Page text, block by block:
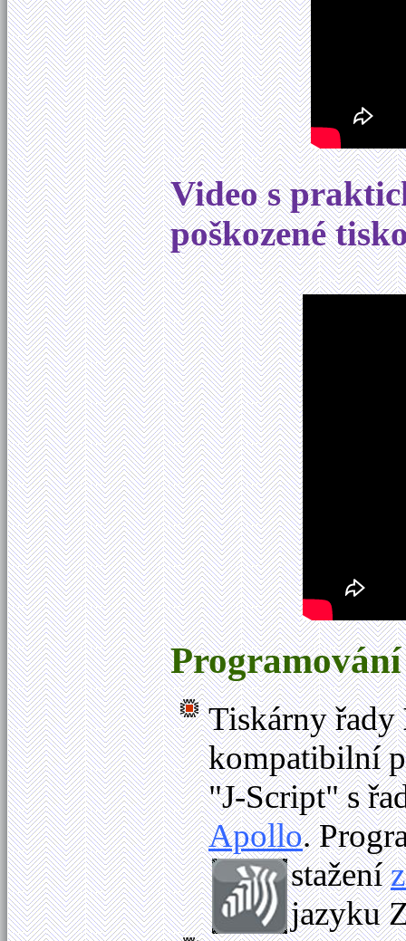
Video s
poškozené
Tiskárny řady
kompatibilní
"J-Script" s
Apollo.
stažení
jazyku